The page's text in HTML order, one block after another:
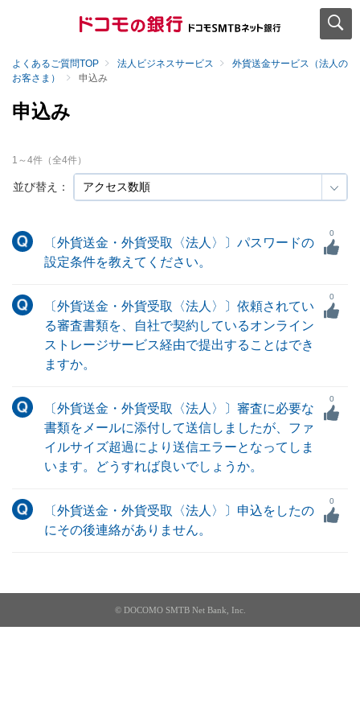
よくあるご質問TOP 法人ビジネスサービス
外貨送金サービス（法人の
お客さま）
申込み
申込み
並び替え：
1 ～4件（全4件）
〔外貨送金・外貨受取〈法人〉〕パスワードの
設定条件を教えてください。
0
〔外貨送金・外貨受取〈法人〉〕依頼されてい
る審査書類を、自社で契約しているオンライン
ストレージサービス経由で提出することはでき
ますか。
0
〔外貨送金・外貨受取〈法人〉〕審査に必要な
書類をメールに添付して送信しましたが、ファ
イルサイズ超過により送信エラーとなってしま
います。どうすれば良いでしょうか。
0
〔外貨送金・外貨受取〈法人〉〕申込をしたの
にその後連絡がありません。
0
© DOCOMO SMTB Net Bank, Inc.